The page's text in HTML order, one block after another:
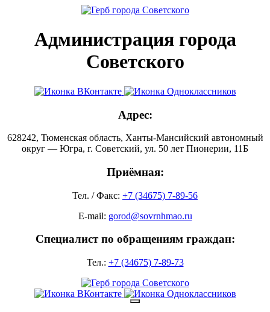
Администрация города
Советского
Адрес:
628242, Тюменская область, Ханты-Мансийский автономный
округ — Югра, г. Советский, ул. 50 лет Пионерии, 11Б
Приёмная:
Тел. / Факс: +7 (34675) 7-89-56
E-mail: gorod@sovrnhmao.ru
Специалист по обращениям граждан:
Тел.: +7 (34675) 7-89-73